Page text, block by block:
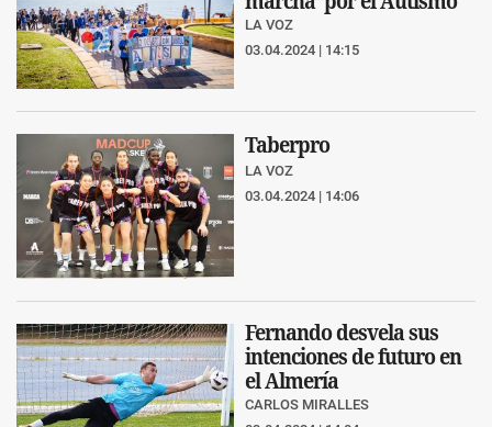
LA VOZ
03.04.2024 | 14:15
Taberpro
LA VOZ
03.04.2024 | 14:06
Fernando desvela sus
intenciones de futuro en
el Almería
CARLOS MIRALLES